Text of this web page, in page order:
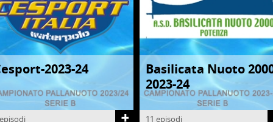
2023-24 PALLANUOTO
Basilicata Nuoto
2023-24
11 episodi